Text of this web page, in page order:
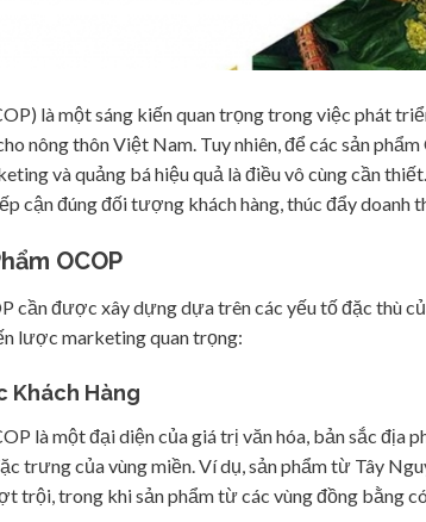
là một sáng kiến quan trọng trong việc phát
nông thôn Việt Nam. Tuy nhiên, để các sản
và quảng bá hiệu quả là điều vô cùng cần
cận đúng đối tượng khách hàng, thúc đẩy doanh
OCOP
cần được xây dựng dựa trên các yếu tố đặc thù
lược marketing quan trọng:
Khách Hàng
là một đại diện của giá trị văn hóa, bản sắc địa
trưng của vùng miền. Ví dụ, sản phẩm từ Tây
trội, trong khi sản phẩm từ các vùng đồng bằng